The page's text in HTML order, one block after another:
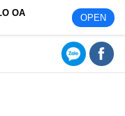
OA OPEN